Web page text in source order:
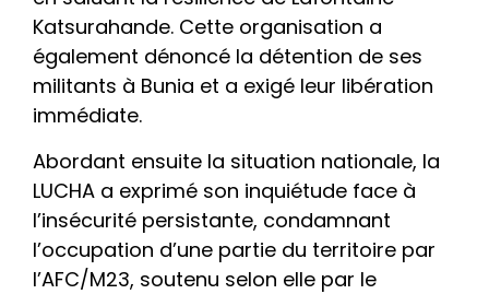
Katsurahande. Cette organisation a
également dénoncé la détention de ses
militants à Bunia et a exigé leur libération
immédiate.
Abordant ensuite la situation nationale, la
LUCHA a exprimé son inquiétude face à
l’insécurité persistante, condamnant
l’occupation d’une partie du territoire par
l’AFC/M23, soutenu selon elle par le